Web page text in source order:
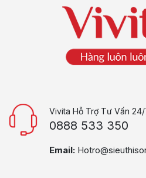
Vivita Hỗ Trợ Tư Vấn
0888 533 350
Email: